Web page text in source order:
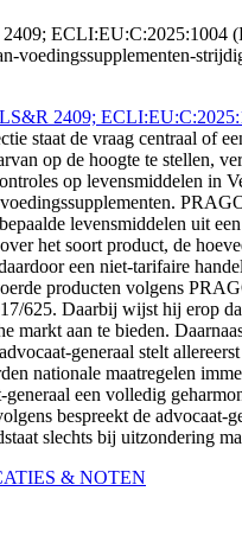
ECLI:EU:C:2025:1004
voedingssupplementen-
2409;
staat de vraag centraal of
op de hoogte te stellen,
op levensmiddelen in
levensmiddelen uit
het soort product, de
een niet-tarifaire
producten volgens
625. Daarbij wijst hij erop
markt aan te bieden.
generaal stelt
nationale maatregelen
een volledig
bespreekt de
slechts bij uitzondering
& NOTEN